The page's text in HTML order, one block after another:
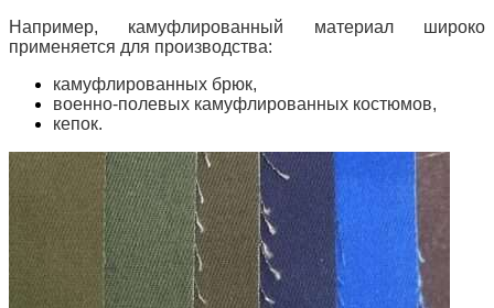
Например, камуфлированный материал широко
применяется для производства:
камуфлированных брюк,
военно-полевых камуфлированных костюмов,
кепок.